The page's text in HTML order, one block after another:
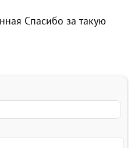
Спасибо за такую